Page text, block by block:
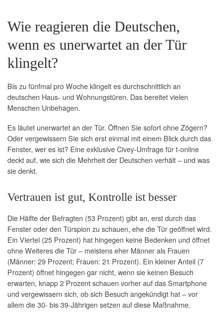
Wie reagieren die Deutschen,
wenn es unerwartet an der Tür
klingelt?
Bis zu fünfmal pro Woche klingelt es durchschnittlich an
deutschen Haus- und Wohnungstüren. Das bereitet vielen
Menschen Unbehagen.
Es läutet unerwartet an der Tür. Öffnen Sie sofort ohne Zögern?
Oder vergewissern Sie sich erst einmal mit einem Blick durch das
Fenster, wer es ist? Eine exklusive Civey-Umfrage für t-online
deckt auf, wie sich die Mehrheit der Deutschen verhält – und was
sie denkt.
Vertrauen ist gut, Kontrolle ist besser
Die Hälfte der Befragten (53 Prozent) gibt an, erst durch das
Fenster oder den Türspion zu schauen, ehe die Tür geöffnet wird.
Ein Viertel (25 Prozent) hat hingegen keine Bedenken und öffnet
ohne Weiteres die Tür – meistens eher Männer als Frauen
(Männer: 29 Prozent; Frauen: 21 Prozent). Ein kleiner Anteil (7
Prozent) öffnet hingegen gar nicht, wenn sie keinen Besuch
erwarten, knapp 2 Prozent schauen vorher auf das Smartphone
und vergewissern sich, ob sich Besuch angekündigt hat – vor
allem die 30- bis 39-Jährigen setzen auf diese Maßnahme.